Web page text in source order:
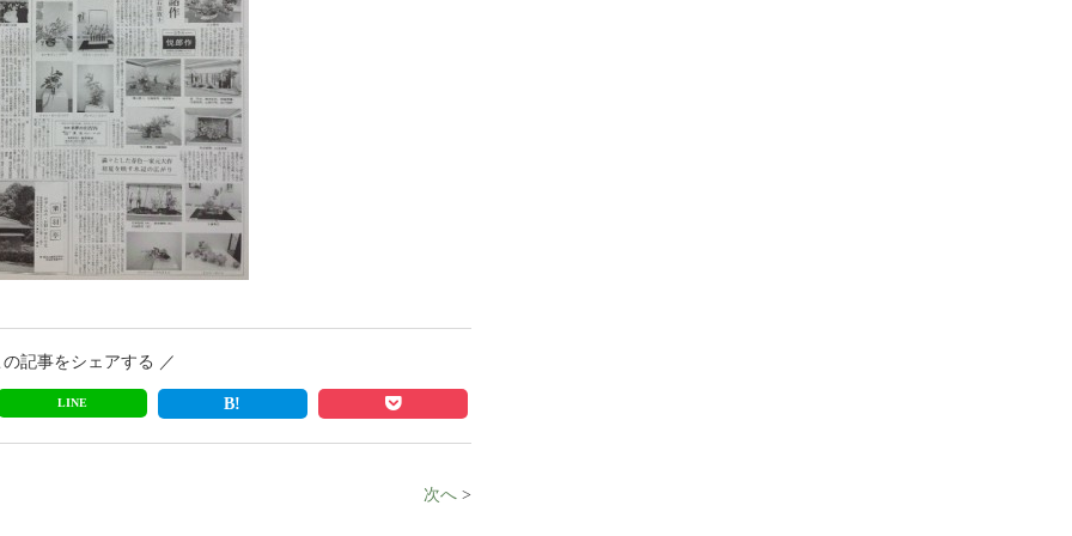
記事をシェアする ／
LINE
次へ >